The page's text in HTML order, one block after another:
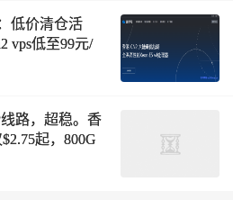
低价清仓活
vps低至99元/
元/年
路，超稳。香
起，800G
务器活动超低